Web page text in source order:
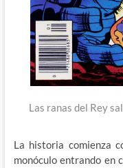
Las ranas del Rey
La historia comienza
monóculo entrando en